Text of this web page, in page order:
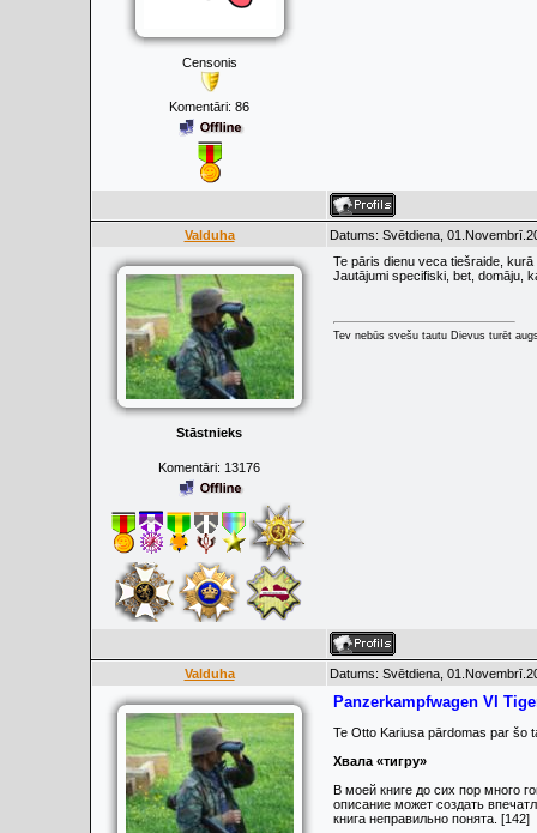
Censonis
Komentāri: 86
Valduha Datums: Svētdiena,
Stāstnieks
Komentāri: 13176
Te pāris dienu veca tiešraide,
Jautājumi specifiski, bet, domāju,
Tev nebūs svešu tautu Dievus turēt
Valduha Datums: Svētdiena,
Panzerkampfwagen VI
Te Otto Kariusa pārdomas par šo
Хвала «тигру»
В моей книге до сих пор много
описание может создать
книга неправильно понята. [142]